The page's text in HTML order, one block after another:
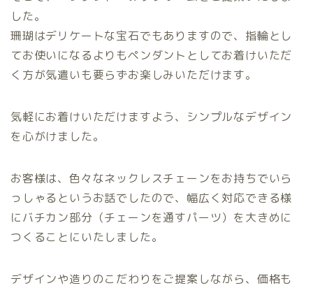
した。
珊瑚はデリケートな宝石でもありますので、指輪とし
てお使いになるよりもペンダントとしてお着けいただ
く方が気遣いも要らずお楽しみいただけます。
気軽にお着けいただけますよう、シンプルなデザイン
を心がけました。
お客様は、色々なネックレスチェーンをお持ちでいら
っしゃるというお話でしたので、幅広く対応できる様
にバチカン部分（チェーンを通すパーツ）を大きめに
つくることにいたしました。
デザインや造りのこだわりをご提案しながら、価格も